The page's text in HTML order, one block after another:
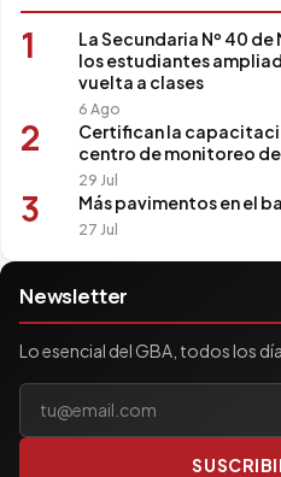
1
La Secundaria Nº 40
los estudiantes
vuelta a clases
6 Ago
2
Certifican la
centro de monitoreo de
29 Jul
3 Más pavimentos en el
27 Jul
Newsletter
Lo esencial del GBA, todos los
Tu correo electrónico